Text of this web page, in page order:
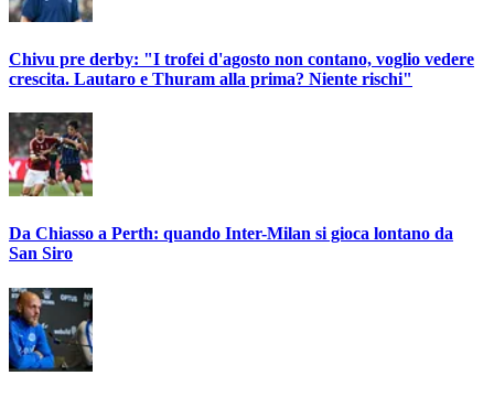
Chivu pre derby: "I trofei d'agosto non contano, voglio vedere
crescita. Lautaro e Thuram alla prima? Niente rischi"
Da Chiasso a Perth: quando Inter-Milan si gioca lontano da
San Siro